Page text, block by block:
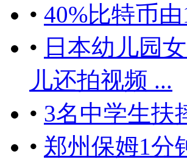
• 40%比特币
• 日本幼儿园
儿还拍视频 ...
• 3名中学生扶
• 郑州保姆1分